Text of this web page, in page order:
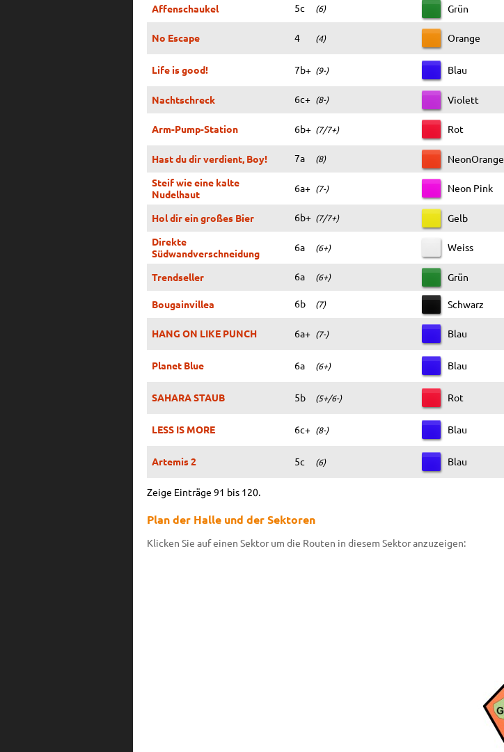
Affenschaukel 5c (6) Grün
No Escape 4 (4) Orange
Life is good! 7b+ (9-) Blau
Nachtschreck 6c+ (8-) Violett
Arm-Pump-Station 6b+ (7/7+) Rot
Hast du dir verdient, Boy! 7a (8) NeonOrange
Steif wie eine kalte
Nudelhaut
6a+ (7-) Neon Pink
Hol dir ein großes Bier 6b+ (7/7+) Gelb
Direkte
Südwandverschneidung
6a (6+) Weiss
Trendseller 6a (6+) Grün
Bougainvillea 6b (7) Schwarz
HANG ON LIKE PUNCH 6a+ (7-) Blau
Planet Blue 6a (6+) Blau
SAHARA STAUB 5b (5+/6-) Rot
LESS IS MORE 6c+ (8-) Blau
Artemis 2 5c (6) Blau
Zeige Einträge 91 bis 120.
Plan der Halle und der Sektoren
Klicken Sie auf einen Sektor um die Routen in diesem Sektor anzuzeigen: